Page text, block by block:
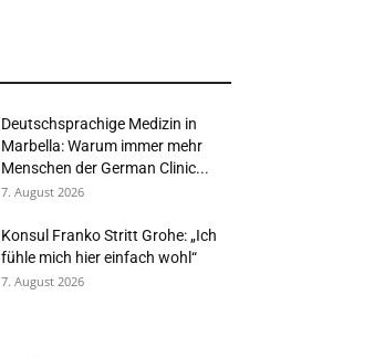
Deutschsprachige Medizin in
Marbella: Warum immer mehr
Menschen der German Clinic...
7. August 2026
Konsul Franko Stritt Grohe: „Ich
fühle mich hier einfach wohl“
7. August 2026